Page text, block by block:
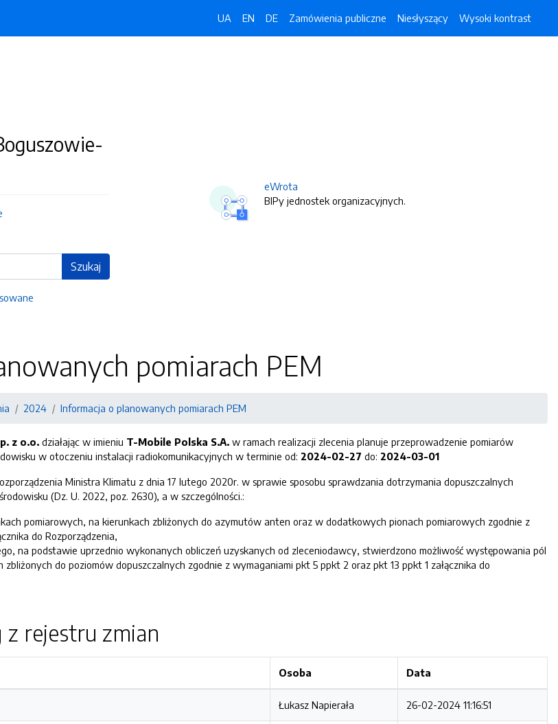
UA EN DE Zamówienia publiczne Niesłyszący Wysoki kontrast
Szukaj
eWrota
BIPy jednostek organizacyjnych.
pomiarach PEM
2024 Informacja o planowanych pomiarach PEM
z o.o. działając w imieniu T-Mobile Polska S.A. w ramach realizacji zlecenia planuje przeprowadzenie pomiarów
w otoczeniu instalacji radiokomunikacyjnych w terminie od: 2024-02-27 do: 2024-03-01
Ministra Klimatu z dnia 17 lutego 2020r. w sprawie sposobu sprawdzania dotrzymania dopuszczalnych
(Dz. U. 2022, poz. 2630), a w szczególności.:
pomiarowych, na kierunkach zbliżonych do azymutów anten oraz w dodatkowych pionach pomiarowych zgodnie z
do Rozporządzenia,
na podstawie uprzednio wykonanych obliczeń uzyskanych od zleceniodawcy, stwierdzono możliwość występowania pól
do poziomów dopuszczalnych zgodnie z wymaganiami pkt 5 ppkt 2 oraz pkt 13 ppkt 1 załącznika do
rejestru zmian
Osoba Data
Łukasz Napierała 26-02-2024 11:16:51